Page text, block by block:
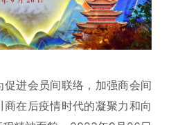
进会员间联络，加强商会间
在后疫情时代的凝聚力和向